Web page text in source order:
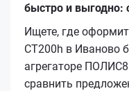
быстро и
Ищете, где
CT200h в Иваново
агрегаторе
сравнить